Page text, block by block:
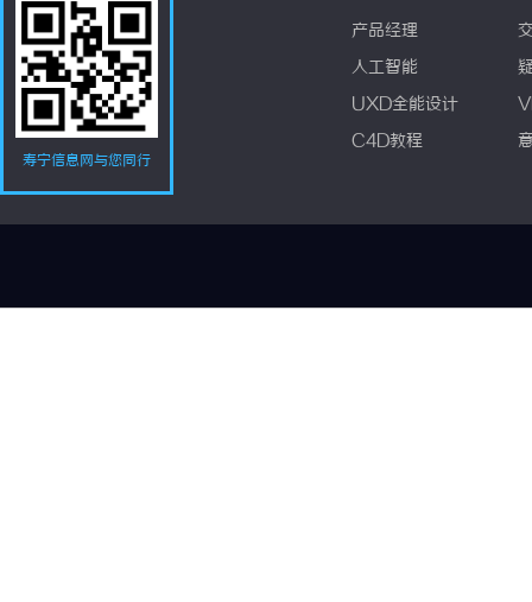
寿宁信息网与您同行
产品经理
人工智能
UXD全能设计
C4D教程